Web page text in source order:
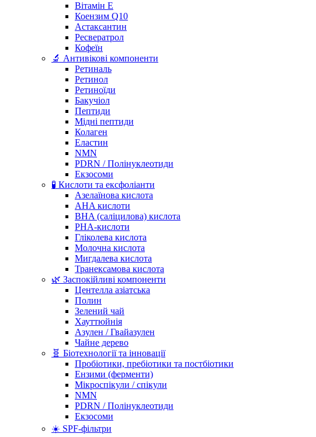
Вітамін Е
Коензим Q10
Астаксантин
Ресвератрол
Кофеїн
🔬 Антивікові компоненти
Ретиналь
Ретинол
Ретиноїди
Бакучіол
Пептиди
Мідні пептиди
Колаген
Еластин
NMN
PDRN / Полінуклеотиди
Екзосоми
🧪 Кислоти та ексфоліанти
Азелаїнова кислота
AHA кислоти
BHA (саліцилова) кислота
PHA-кислоти
Гліколева кислота
Молочна кислота
Мигдалева кислота
Транексамова кислота
🌿 Заспокійливі компоненти
Центелла азіатська
Полин
Зелений чай
Хауттюйнія
Азулен / Гвайазулен
Чайне дерево
🧬 Біотехнології та інновації
Пробіотики, пребіотики та постбіотики
Ензими (ферменти)
Мікроспікули / спікули
NMN
PDRN / Полінуклеотиди
Екзосоми
☀️ SPF-фільтри